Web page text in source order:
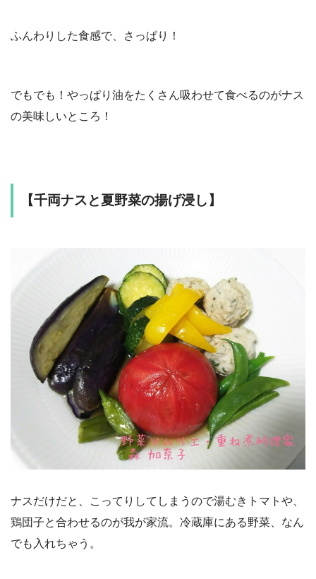
ふんわりした食感で、さっぱり！
でもでも！やっぱり油をたくさん吸わせて食べるのがナス
の美味しいところ！
【千両ナスと夏野菜の揚げ浸し】
ナスだけだと、こってりしてしまうので湯むきトマトや、
鶏団子と合わせるのが我が家流。冷蔵庫にある野菜、なん
でも入れちゃう。